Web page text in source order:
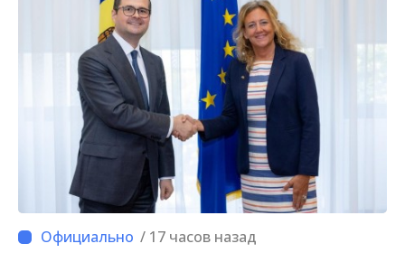
/ 17 часов назад